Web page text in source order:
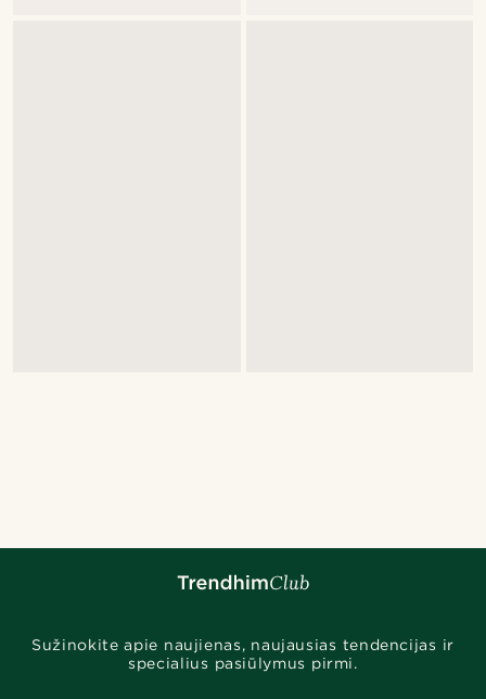
Sužinokite apie naujienas, naujausias tendencijas ir
specialius pasiūlymus pirmi.